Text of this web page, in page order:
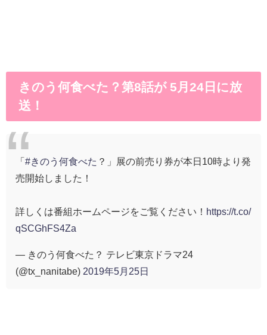
きのう何食べた？第8話が 5月24日に放
送！
「 #きのう何食べた ？」展の前売り券が本日10時より発
売開始しました！
詳しくは番組ホームページをご覧ください！ https://t.co/
qSCGhFS4Za
— きのう何食べた？ テレビ東京ドラマ24
(@tx_nanitabe) 2019年5月25日